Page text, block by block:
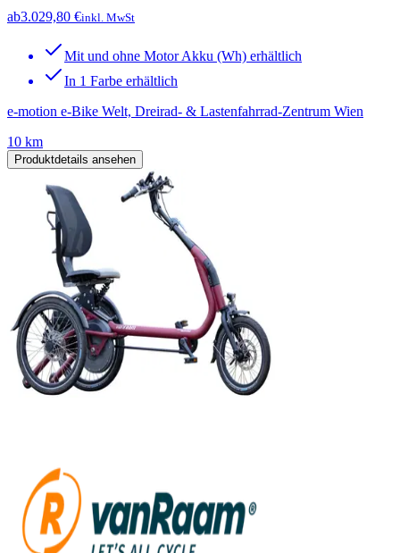
ab3.029,80 €inkl. MwSt
Mit und ohne Motor Akku (Wh) erhältlich
In 1 Farbe erhältlich
e-motion e-Bike Welt, Dreirad- & Lastenfahrrad-Zentrum Wien
10 km
Produktdetails ansehen